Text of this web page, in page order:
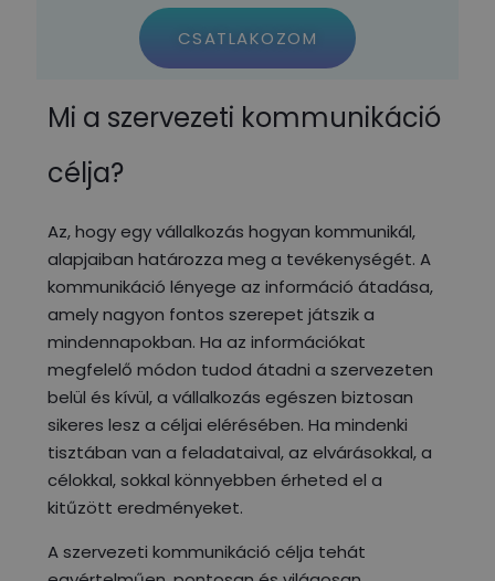
CSATLAKOZOM
Mi a szervezeti kommunikáció
célja?
Az, hogy egy vállalkozás hogyan kommunikál,
alapjaiban határozza meg a tevékenységét. A
kommunikáció lényege az információ átadása,
amely nagyon fontos szerepet játszik a
mindennapokban. Ha az információkat
megfelelő módon tudod átadni a szervezeten
belül és kívül, a vállalkozás egészen biztosan
sikeres lesz a céljai elérésében. Ha mindenki
tisztában van a feladataival, az elvárásokkal, a
célokkal, sokkal könnyebben érheted el a
kitűzött eredményeket.
A szervezeti kommunikáció célja tehát